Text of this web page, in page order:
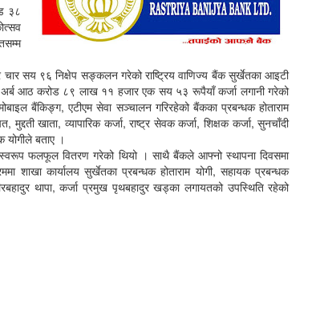
३८
सय ९६ निक्षेप सङ्कलन गरेको राष्ट्रिय वाणिज्य बैंक सुर्खेतका आइटी
आठ करोड ८९ लाख ११ हजार एक सय ५३ रूपैयाँ कर्जा लगानी गरेको
बैंकिङ्ग, एटीएम सेवा सञ्चालन गरिरहेको बैंकका प्रबन्धक होताराम
खाता, व्यापारिक कर्जा, राष्ट्र सेवक कर्जा, शिक्षक कर्जा, सुनचाँदी
योगीले बताए ।
स्वरूप फलफूल वितरण गरेको थियो । साथै बैंकले आफ्नो स्थापना दिवसमा
शाखा कार्यालय सुर्खेतका प्रबन्धक होताराम योगी, सहायक प्रबन्धक
थापा, कर्जा प्रमुख पृथबहादुर खड्का लगायतको उपस्थिति रहेको